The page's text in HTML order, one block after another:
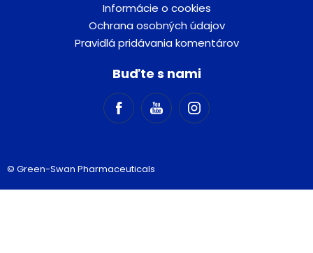
Informácie o cookies
Ochrana osobných údajov
Pravidlá pridávania komentárov
Buďte s nami
© Green-Swan Pharmaceuticals